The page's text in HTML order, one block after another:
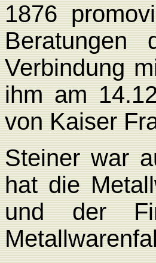
1876
Beratungen
Verbindung
ihm am
von Kaiser
Steiner war
hat die
und der